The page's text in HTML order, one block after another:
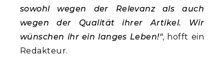
sowohl wegen der Relevanz als auch
wegen der Qualität ihrer Artikel. Wir
wünschen ihr ein langes Leben!", hofft ein
Redakteur.